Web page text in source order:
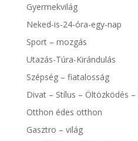
Gyermekvilág
Neked-is-24-óra-egy-nap
Sport – mozgás
Utazás-Túra-Kirándulás
Szépség – fiatalosság
Divat – Stílus – Öltözködés –
Otthon édes otthon
Gasztro – világ